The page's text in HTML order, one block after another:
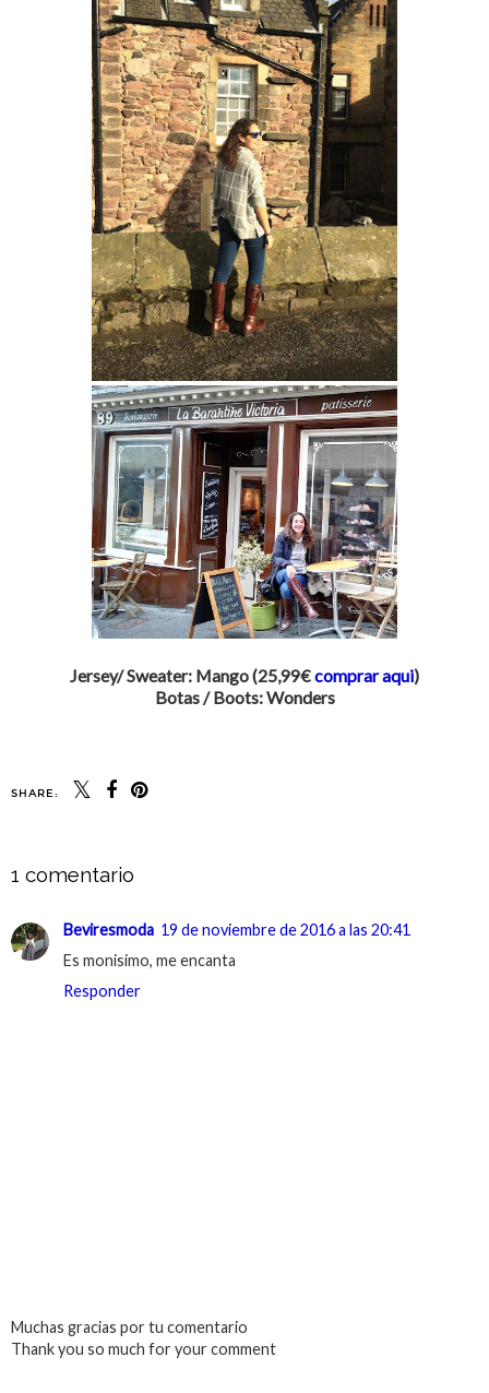
Jersey/ Sweater: Mango (25,99€comprar aqui)
Botas / Boots: Wonders
SHARE:
1 comentario
Beviresmoda 19 de noviembre de 2016 a las 20:41
Es monisimo, me encanta
Responder
Muchas gracias por tu comentario
Thank you so much for your comment